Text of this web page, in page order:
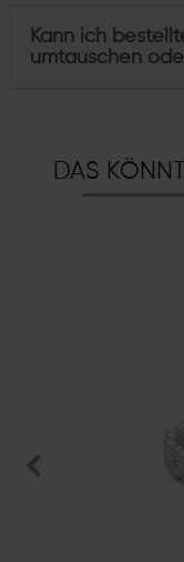
Kann ich
umtauschen
DAS